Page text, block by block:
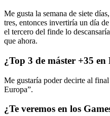
Me gusta la semana de siete
tres, entonces invertiría un día
el tercero del finde lo
que ahora.
¿Top 3 de máster +35 en
Me gustaría poder decirte al
Europa”.
¿Te veremos en los